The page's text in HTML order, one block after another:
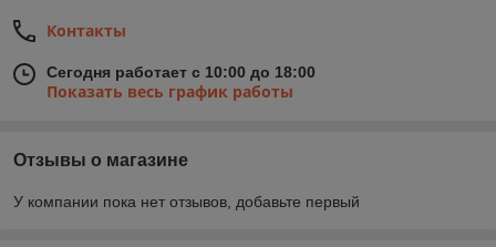
Контакты
Сегодня работает с 10:00 до 18:00
Показать весь график работы
Отзывы о магазине
У компании пока нет отзывов, добавьте первый